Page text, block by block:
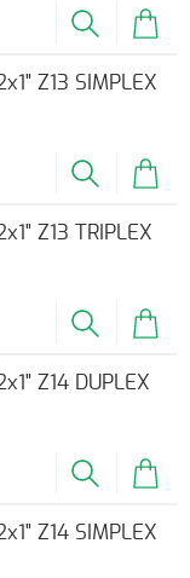
Z13 SIMPLEX
Z13 TRIPLEX
Z14 DUPLEX
Z14 SIMPLEX